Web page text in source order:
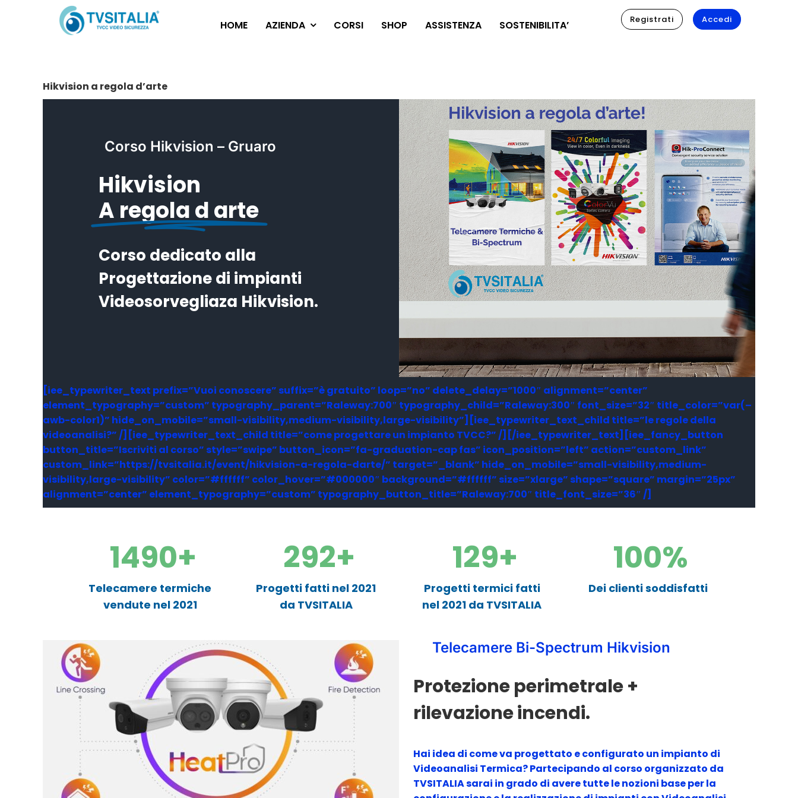
HOME AZIENDA CORSI SHOP ASSISTENZA SOSTENIBILITA’ Registrati Accedi
Hikvision a regola d’arte
Corso Hikvision – Gruaro
Hikvision
A regola d arte
Corso dedicato alla
Progettazione di impianti
Videosorvegliaza Hikvision.
[iee_typewriter_text prefix=”Vuoi conoscere” suffix=”è gratuito” loop=”no” delete_delay=”1000″ alignment=”center”
element_typography=”custom” typography_parent=”Raleway:700″ typography_child=”Raleway:300″ font_size=”32″ title_color=”var(–
awb-color1)” hide_on_mobile=”small-visibility,medium-visibility,large-visibility”][iee_typewriter_text_child title=”le regole della
videoanalisi?” /][iee_typewriter_text_child title=”come progettare un impianto TVCC?” /][/iee_typewriter_text][iee_fancy_button
button_title=”Iscriviti al corso” style=”swipe” button_icon=”fa-graduation-cap fas” icon_position=”left” action=”custom_link”
custom_link=”https://tvsitalia.it/event/hikvision-a-regola-darte/” target=”_blank” hide_on_mobile=”small-visibility,medium-
visibility,large-visibility” color=”#ffffff” color_hover=”#000000″ background=”#ffffff” size=”xlarge” shape=”square” margin=”25px”
alignment=”center” element_typography=”custom” typography_button_title=”Raleway:700″ title_font_size=”36″ /]
1490+
Telecamere termiche
vendute nel 2021
292+
Progetti fatti nel 2021
da TVSITALIA
129+
Progetti termici fatti
nel 2021 da TVSITALIA
100%
Dei clienti soddisfatti
Telecamere Bi-Spectrum Hikvision
Protezione perimetrale +
rilevazione incendi.
Hai idea di come va progettato e configurato un impianto di
Videoanalisi Termica?Partecipando al corso organizzato da
TVSITALIA sarai in grado di avere tutte le nozioni base per la